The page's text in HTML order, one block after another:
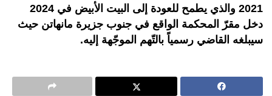
2021 والذي يطمح للعودة إلى البيت الأبيض في 2024
دخل مقرّ المحكمة الواقع في جنوب جزيرة مانهاتن حيث
سيبلغه القاضي رسمياً بالتّهم الموجّهة إليه.